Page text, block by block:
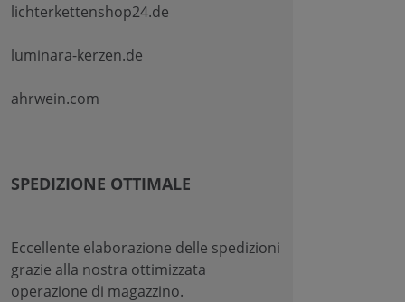
lichterkettenshop24.de
luminara-kerzen.de
ahrwein.com
SPEDIZIONE OTTIMALE
Eccellente elaborazione delle spedizioni
grazie alla nostra ottimizzata
operazione di magazzino.